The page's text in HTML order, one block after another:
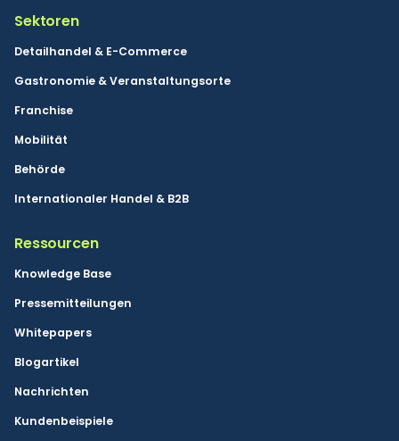
Sektoren
Detailhandel & E-Commerce
Gastronomie & Veranstaltungsorte
Franchise
Mobilität
Behörde
Internationaler Handel & B2B
Ressourcen
Knowledge Base
Pressemitteilungen
Whitepapers
Blogartikel
Nachrichten
Kundenbeispiele